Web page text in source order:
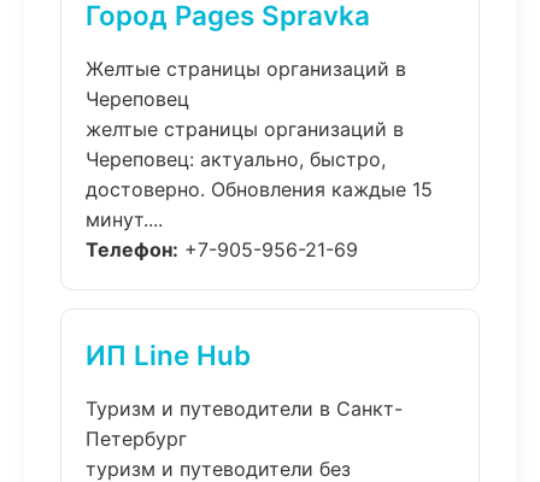
Город Pages Spravka
Желтые страницы организаций в
Череповец
желтые страницы организаций в
Череповец: актуально, быстро,
достоверно. Обновления каждые 15
минут....
Телефон: +7-905-956-21-69
ИП Line Hub
Туризм и путеводители в Санкт-
Петербург
туризм и путеводители без